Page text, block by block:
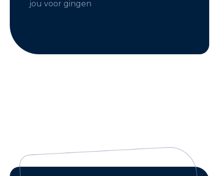
jou voor gingen